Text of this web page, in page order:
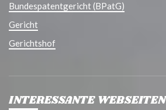
Bundespatentgericht (BPatG)
Gericht
Gerichtshof
INTERESSANTE WEBSEITEN